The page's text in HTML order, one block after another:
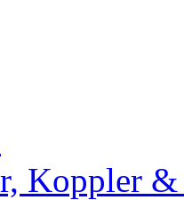
Koppler &